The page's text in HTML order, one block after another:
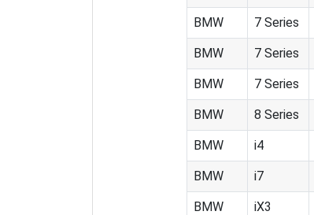
BMW 7 Series
BMW 7 Series
BMW 7 Series
BMW 8 Series
BMW i4
BMW i7
BMW iX3